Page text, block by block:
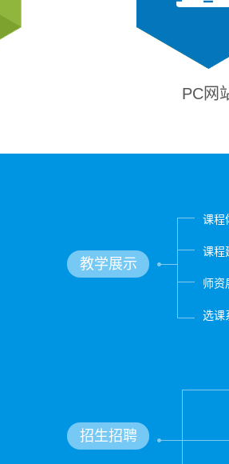
PC网
教学展示
课程
课程
师资
选课
招生招聘